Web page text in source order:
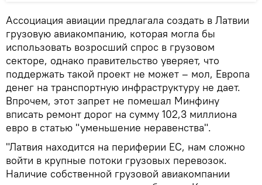
Ассоциация авиации предлагала создать в Латвии
грузовую авиакомпанию, которая могла бы
использовать возросший спрос в грузовом
секторе, однако правительство уверяет, что
поддержать такой проект не может – мол, Европа
денег на транспортную инфраструктуру не дает.
Впрочем, этот запрет не помешал Минфину
вписать ремонт дорог на сумму 102,3 миллиона
евро в статью "уменьшение неравенства".
"Латвия находится на периферии ЕС, нам сложно
войти в крупные потоки грузовых перевозок.
Наличие собственной грузовой авиакомпании